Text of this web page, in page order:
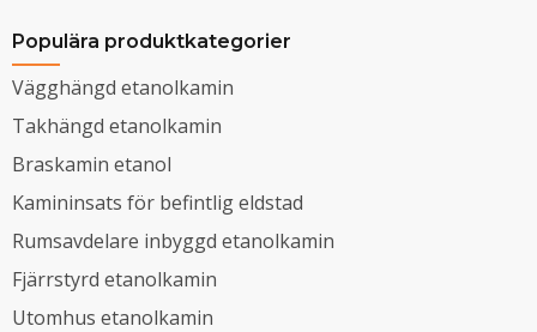
Populära produktkategorier
Vägghängd etanolkamin
Takhängd etanolkamin
Braskamin etanol
Kamininsats för befintlig eldstad
Rumsavdelare inbyggd etanolkamin
Fjärrstyrd etanolkamin
Utomhus etanolkamin